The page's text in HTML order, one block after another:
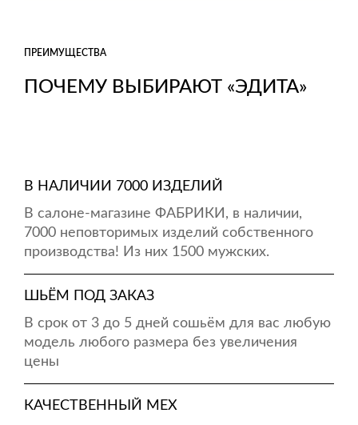
ПОЧЕМУ ВЫБИРАЮТ «ЭДИТА»
ПРЕИМУЩЕСТВА
В НАЛИЧИИ 7000 ИЗДЕЛИЙ
В салоне-магазине ФАБРИКИ, в наличии,
7000 неповторимых изделий собственного
производства! Из них 1500 мужских.
ШЬЁМ ПОД ЗАКАЗ
В срок от 3 до 5 дней сошьём для вас любую
модель любого размера без увеличения
цены
КАЧЕСТВЕННЫЙ МЕХ